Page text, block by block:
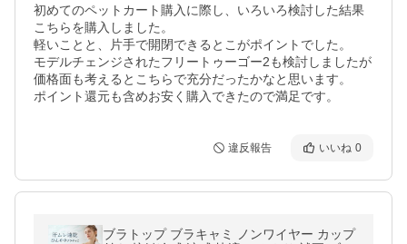
初めてのペットカート購入に際し、いろいろ検討した結果
こちらを購入しました。
軽いことと、片手で開閉できるとこがポイントでした。
モデルチェンジされたフリートゥーゴー2も検討しましたが
価格面も考えるとこちらで充分だったかなと思います。
ポイント還元も含めお安く購入できたので満足です。
違反報告 いいね 0
ブラトップ ブラキャミ ノンワイヤー カップ